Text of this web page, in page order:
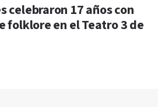
celebraron 17 años con
folklore en el Teatro 3 de